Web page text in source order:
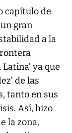
capítulo de
gran
a la
ya que
de las
tanto en sus
Así, hizo
la zona,